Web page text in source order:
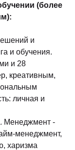
(более
и
и обучения.
и 28
креативным,
личная и
Менеджмент -
менеджмент,
харизма